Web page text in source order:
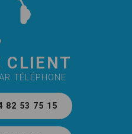
CLIENT
TÉLÉPHONE
82 53 75 15